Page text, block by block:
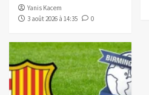
Yanis Kacem
3 août 2026 à 14:35
0